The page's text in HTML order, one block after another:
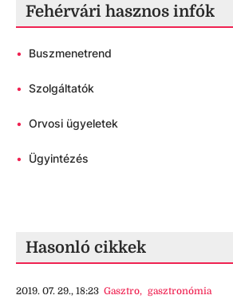
Fehérvári hasznos infók
• Buszmenetrend
• Szolgáltatók
• Orvosi ügyeletek
• Ügyintézés
Hasonló cikkek
2019. 07. 29., 18:23 Gasztro, gasztronómia